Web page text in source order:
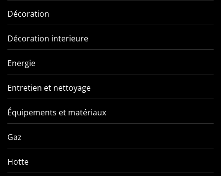
Décoration
Décoration interieure
Energie
Entretien et nettoyage
Équipements et matériaux
Gaz
Hotte